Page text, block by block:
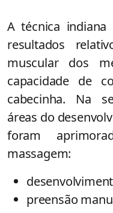
A técnica
resultados
muscular dos
capacidade de
cabecinha. Na
áreas do
foram
massagem:
preensão